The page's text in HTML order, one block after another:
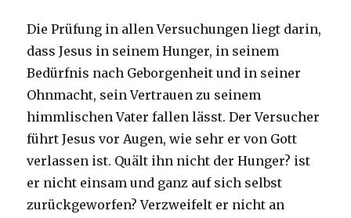
Die Prüfung in allen Versuchungen liegt darin,
dass Jesus in seinem Hunger, in seinem
Bedürfnis nach Geborgenheit und in seiner
Ohnmacht, sein Vertrauen zu seinem
himmlischen Vater fallen lässt. Der Versucher
führt Jesus vor Augen, wie sehr er von Gott
verlassen ist. Quält ihn nicht der Hunger? ist
er nicht einsam und ganz auf sich selbst
zurückgeworfen? Verzweifelt er nicht an